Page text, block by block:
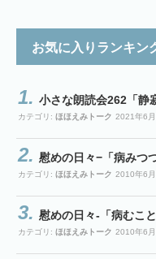
お気に入りランキン
小さな朗読会262「静
カテゴリ: ほほえみトーク 2021年6月
慰めの日々−「病み
カテゴリ: ほほえみトーク 2010年6月
慰めの日々-「病むこ
カテゴリ: ほほえみトーク 2010年6月